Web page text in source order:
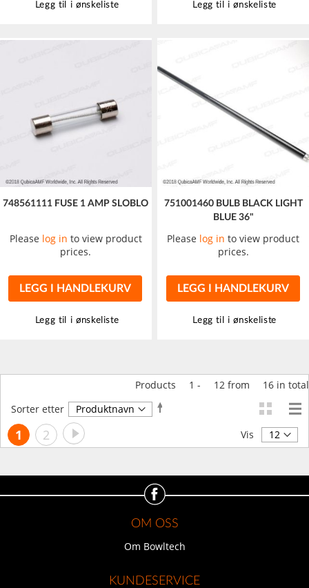
Legg til i ønskeliste Legg til i ønskeliste
748561111 FUSE 1 AMP SLOBLO
Please log in to view product
prices.
LEGG I HANDLEKURV
Legg til i ønskeliste
751001460 BULB BLACK LIGHT
BLUE 36"
Please log in to view product
prices.
LEGG I HANDLEKURV
Legg til i ønskeliste
Products 1 - 12 from 16 in total
Sorter etter
Angi
Side
You're
reading
page
1 Side
2 Side
Neste Vis
OM OSS
Om Bowltech
KUNDESERVICE